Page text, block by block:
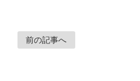
前の記事へ